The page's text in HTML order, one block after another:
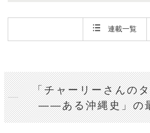
連載一覧
「チャーリーさんの
――ある沖縄史」の